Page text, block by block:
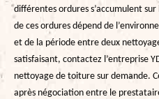
différentes ordures s’accumulent
de ces ordures dépend de
et de la période entre deux
satisfaisant, contactez l’entreprise
nettoyage de toiture sur demande.
après négociation entre le